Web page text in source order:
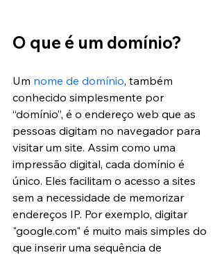
O que é um domínio?
Um nome de domínio, também
conhecido simplesmente por
“domínio”, é o endereço web que as
pessoas digitam no navegador para
visitar um site. Assim como uma
impressão digital, cada domínio é
único. Eles facilitam o acesso a sites
sem a necessidade de memorizar
endereços IP. Por exemplo, digitar
"google.com" é muito mais simples do
que inserir uma sequência de